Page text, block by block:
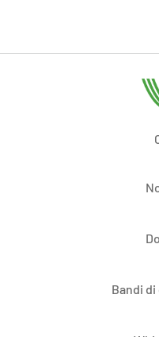
Bandi